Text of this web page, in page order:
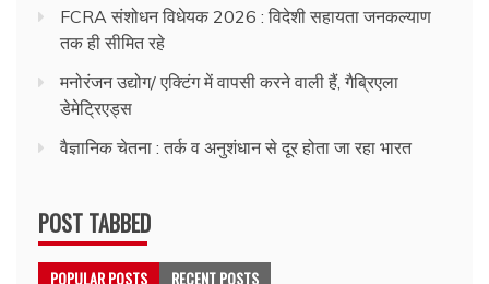
FCRA संशोधन विधेयक 2026 : विदेशी सहायता जनकल्याण
तक ही सीमित रहे
मनोरंजन उद्योग/ एक्टिंग में वापसी करने वाली हैं, गैब्रिएला
डेमेट्रिएड्स
वैज्ञानिक चेतना : तर्क व अनुशंधान से दूर होता जा रहा भारत
POST TABBED
POPULAR POSTS RECENT POSTS